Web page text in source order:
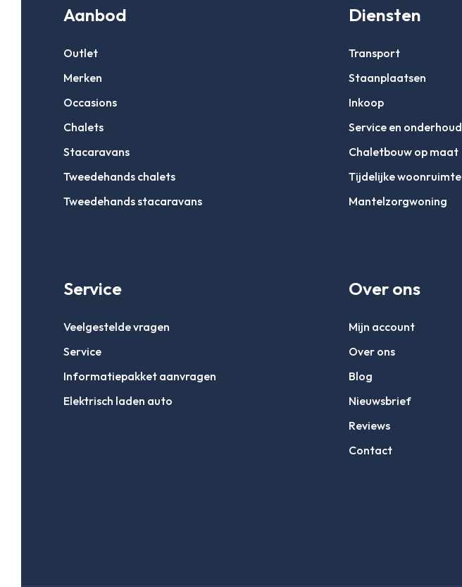
Aanbod
Outlet
Merken
Occasions
Chalets
Stacaravans
Tweedehands chalets
Tweedehands stacaravans
Diensten
Transport
Staanplaatsen
Inkoop
Service en onderhoud
Chaletbouw op maat
Tijdelijke woonruimte
Mantelzorgwoning
Service
Veelgestelde vragen
Service
Informatiepakket aanvragen
Elektrisch laden auto
Over ons
Mijn account
Over ons
Blog
Nieuwsbrief
Reviews
Contact